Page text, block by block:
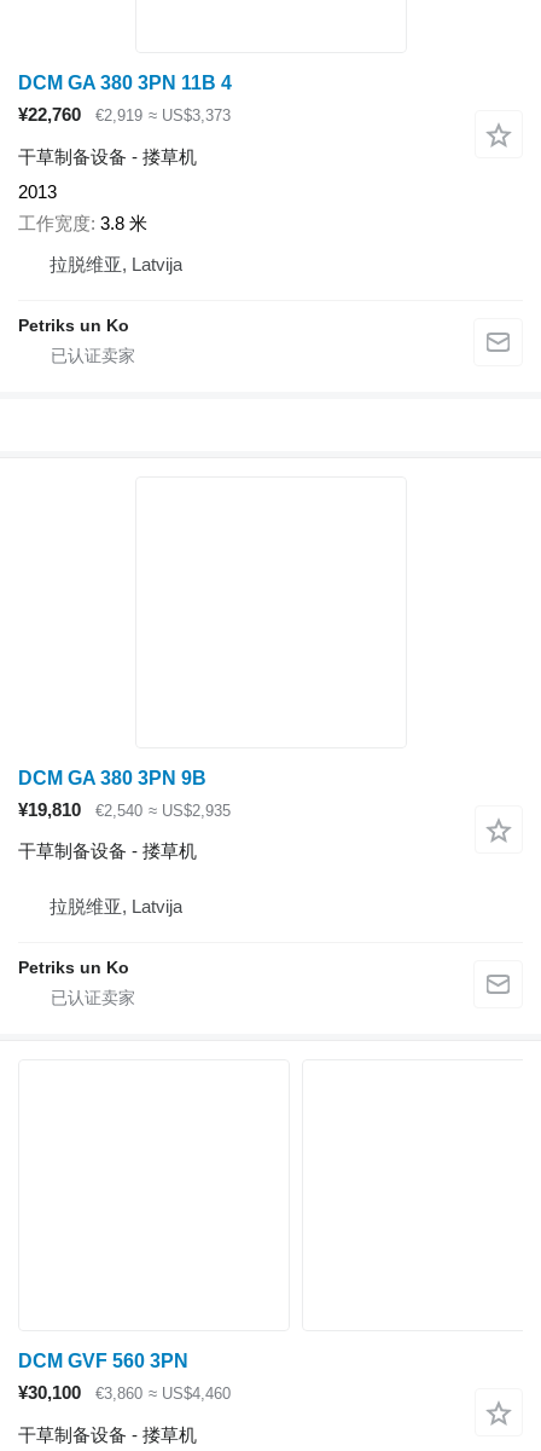
DCM GA 380 3PN 11B 4
¥22,760
€2,919 ≈ US$3,373
干草制备设备 - 搂草机
2013
工作宽度 3.8 米
拉脱维亚, Latvija
Petriks un Ko
DCM GA 380 3PN 9B
¥19,810
€2,540 ≈ US$2,935
干草制备设备 - 搂草机
拉脱维亚, Latvija
Petriks un Ko
DCM GVF 560 3PN
¥30,100
€3,860 ≈ US$4,460
干草制备设备 - 搂草机